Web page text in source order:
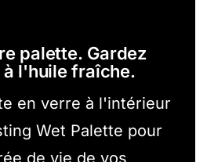
palette. Gardez
l'huile fraîche.
en verre à l'intérieur
Wet Palette pour
de vie de vos